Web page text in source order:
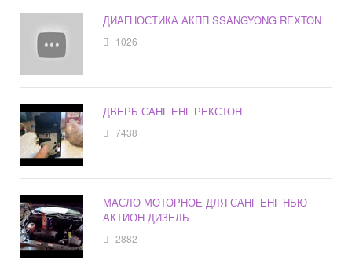
ДИАГНОСТИКА АКПП SSANGYONG REXTON
1026
ДВЕРЬ САНГ ЕНГ РЕКСТОН
7438
МАСЛО МОТОРНОЕ ДЛЯ САНГ ЕНГ НЬЮ
АКТИОН ДИЗЕЛЬ
2882